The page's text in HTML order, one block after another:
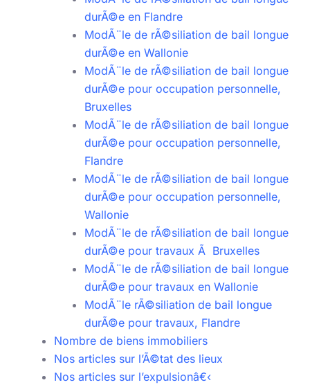
durÃ©e en Flandre
ModÃ¨le de rÃ©siliation de bail longue
durÃ©e en Wallonie
ModÃ¨le de rÃ©siliation de bail longue
durÃ©e pour occupation personnelle,
Bruxelles
ModÃ¨le de rÃ©siliation de bail longue
durÃ©e pour occupation personnelle,
Flandre
ModÃ¨le de rÃ©siliation de bail longue
durÃ©e pour occupation personnelle,
Wallonie
ModÃ¨le de rÃ©siliation de bail longue
durÃ©e pour travaux Ã Bruxelles
ModÃ¨le de rÃ©siliation de bail longue
durÃ©e pour travaux en Wallonie
ModÃ¨le rÃ©siliation de bail longue
durÃ©e pour travaux, Flandre
Nombre de biens immobiliers
Nos articles sur l’Ã©tat des lieux
Nos articles sur l’expulsionâ€‹